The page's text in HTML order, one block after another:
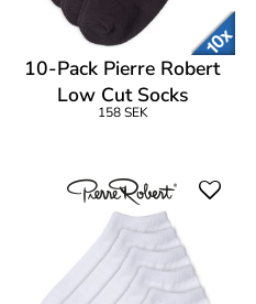
10-Pack Pierre Robert
Low Cut Socks
158 SEK